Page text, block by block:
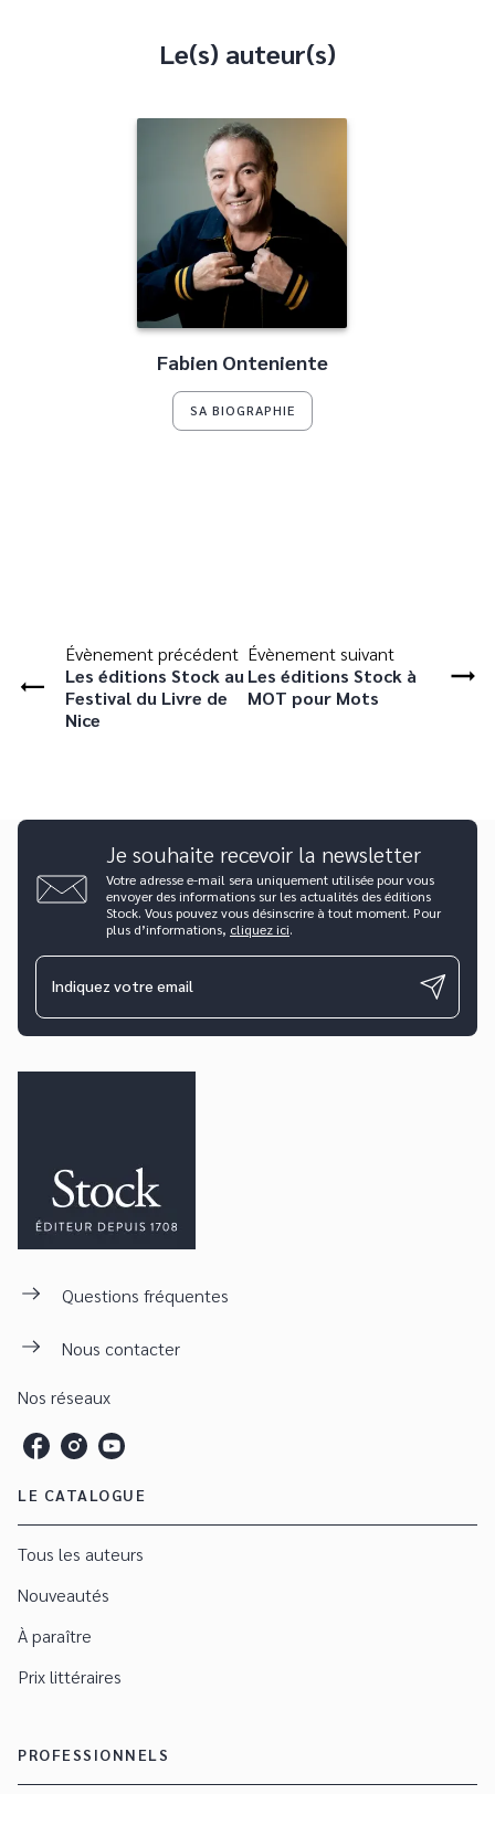
Le(s) auteur(s)
Fabien Onteniente
SA BIOGRAPHIE
Évènement précédent
Les éditions Stock au
Festival du Livre de
Nice
Évènement suivant
Les éditions Stock à
MOT pour Mots
Je souhaite recevoir la newsletter
Votre adresse e-mail sera uniquement utilisée pour vous
envoyer des informations sur les actualités des éditions
Stock. Vous pouvez vous désinscrire à tout moment. Pour
plus d’informations, cliquez ici.
Indiquez votre email
Questions fréquentes
Nous contacter
Nos réseaux
LE CATALOGUE
Tous les auteurs
Nouveautés
À paraître
Prix littéraires
PROFESSIONNELS